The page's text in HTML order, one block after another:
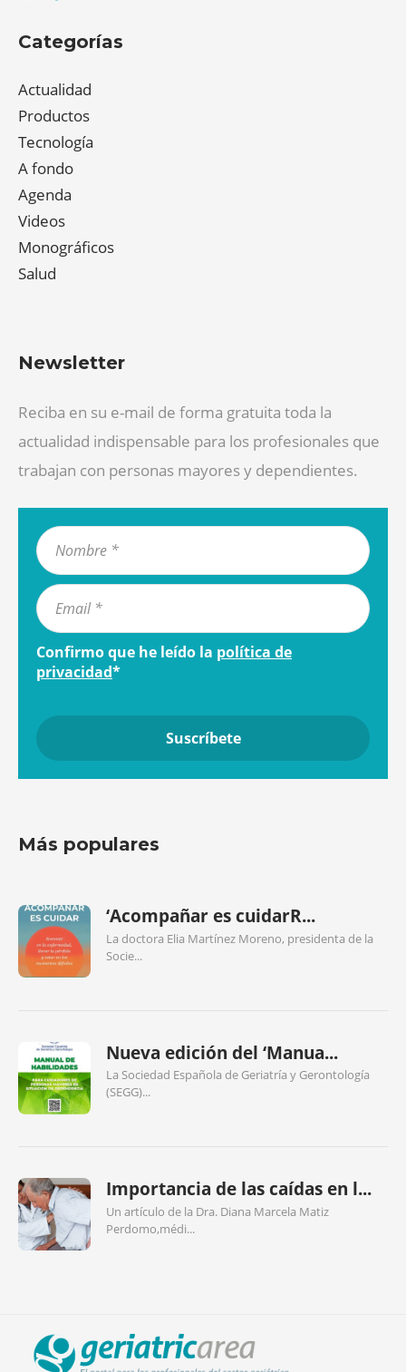
Categorías
Actualidad
Productos
Tecnología
A fondo
Agenda
Videos
Monográficos
Salud
Newsletter
Reciba en su e-mail de forma gratuita toda la
actualidad indispensable para los profesionales que
trabajan con personas mayores y dependientes.
Confirmo que he leído la política de
privacidad*
Más populares
‘Acompañar es cuidarR...
La doctora Elia Martínez Moreno, presidenta de la
Socie...
Nueva edición del ‘Manua...
La Sociedad Española de Geriatría y Gerontología
(SEGG)...
Importancia de las caídas en l...
Un artículo de la Dra. Diana Marcela Matiz
Perdomo,médi...